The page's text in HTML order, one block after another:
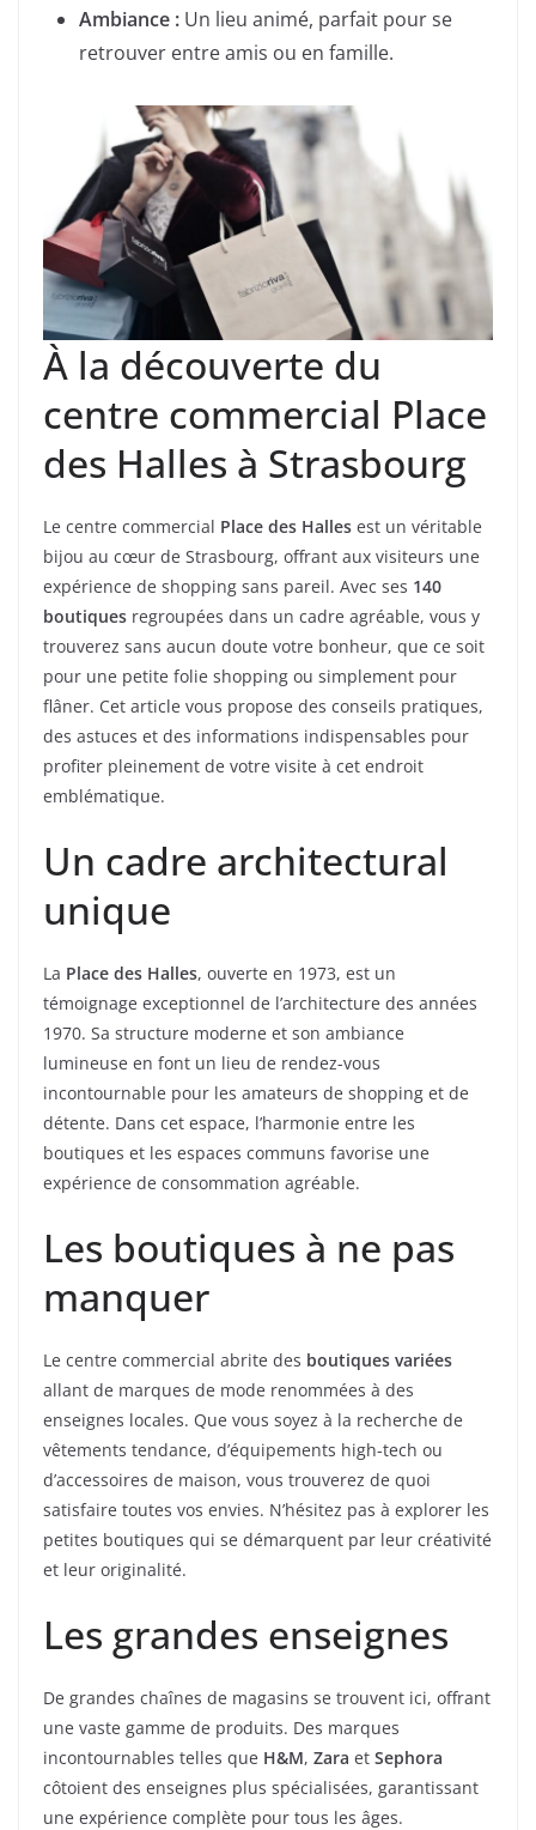
Ambiance : Un lieu animé, parfait pour se
retrouver entre amis ou en famille.
À la découverte du
centre commercial Place
des Halles à Strasbourg
Le centre commercial Place des Halles est un véritable
bijou au cœur de Strasbourg, offrant aux visiteurs une
expérience de shopping sans pareil. Avec ses 140
boutiques regroupées dans un cadre agréable, vous y
trouverez sans aucun doute votre bonheur, que ce soit
pour une petite folie shopping ou simplement pour
flâner. Cet article vous propose des conseils pratiques,
des astuces et des informations indispensables pour
profiter pleinement de votre visite à cet endroit
emblématique.
Un cadre architectural
unique
La Place des Halles, ouverte en 1973, est un
témoignage exceptionnel de l’architecture des années
1970. Sa structure moderne et son ambiance
lumineuse en font un lieu de rendez-vous
incontournable pour les amateurs de shopping et de
détente. Dans cet espace, l’harmonie entre les
boutiques et les espaces communs favorise une
expérience de consommation agréable.
Les boutiques à ne pas
manquer
Le centre commercial abrite des boutiques variées
allant de marques de mode renommées à des
enseignes locales. Que vous soyez à la recherche de
vêtements tendance, d’équipements high-tech ou
d’accessoires de maison, vous trouverez de quoi
satisfaire toutes vos envies. N’hésitez pas à explorer les
petites boutiques qui se démarquent par leur créativité
et leur originalité.
Les grandes enseignes
De grandes chaînes de magasins se trouvent ici, offrant
une vaste gamme de produits. Des marques
incontournables telles que H&M, Zara et Sephora
côtoient des enseignes plus spécialisées, garantissant
une expérience complète pour tous les âges.